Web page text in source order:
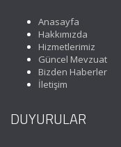
Anasayfa
Hakkımızda
Hizmetlerimiz
Güncel Mevzuat
Bizden Haberler
İletişim
DUYURULAR